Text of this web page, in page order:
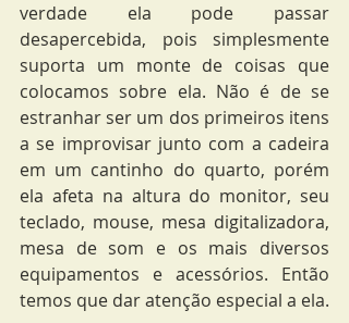
verdade ela pode passar
desapercebida, pois simplesmente
suporta um monte de coisas que
colocamos sobre ela. Não é de se
estranhar ser um dos primeiros itens
a se improvisar junto com a cadeira
em um cantinho do quarto, porém
ela afeta na altura do monitor, seu
teclado, mouse, mesa digitalizadora,
mesa de som e os mais diversos
equipamentos e acessórios. Então
temos que dar atenção especial a ela.